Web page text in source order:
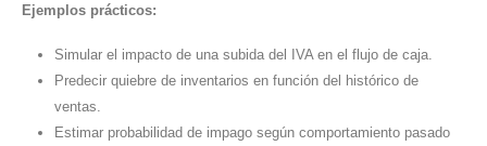
Ejemplos prácticos:
Simular el impacto de una subida del IVA en el flujo de caja.
Predecir quiebre de inventarios en función del histórico de
ventas.
Estimar probabilidad de impago según comportamiento pasado